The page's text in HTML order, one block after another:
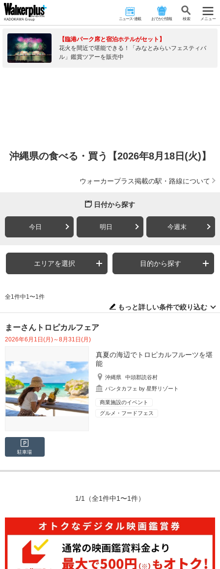
ニュース･連載 おでかけ情報 検 索 メニュー
【臨港パーク席と宿泊ホテルがセット】
花火を間近で堪能できる！「みなとみらいフェスティバ
ル」鑑賞ツアーを販売中
沖縄県の食べる・買う【2026年8月18日(火)】
ウォーカープラス掲載の駅・路線について
日付から探す
今日 明日 今週末
エリアを選択 目的から探す
全1件中1〜1件
もっと詳しい条件で絞り込む
まーさんトロピカルフェア
2026年6月1日(月)～8月31日(月)
真夏の海辺でトロピカルフルーツを堪
能
沖縄県
中頭郡読谷村
バンタカフェ by 星野リゾート
商業施設のイベント
グルメ・フードフェス
駐車場
1/1 （全1件中1〜1件）